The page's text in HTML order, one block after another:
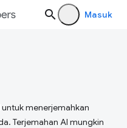
Masuk
menerjemahkan
Terjemahan AI mungkin